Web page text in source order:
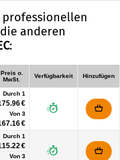
professionellen
anderen
:
Preis o.
MwSt.
Verfügbarkeit Hinzufügen
Durch 1
€
Von 3
€
Durch 1
€
Von 3